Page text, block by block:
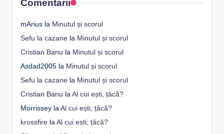
Comentarii
mArius la Minutul și scorul
Sefu la cazane la Minutul și scorul
Cristian Banu la Minutul și scorul
Asdad2005 la Minutul și scorul
Sefu la cazane la Minutul și scorul
Cristian Banu la Al cui ești, țâcă?
Morrissey la Al cui ești, țâcă?
krossfire la Al cui ești, țâcă?